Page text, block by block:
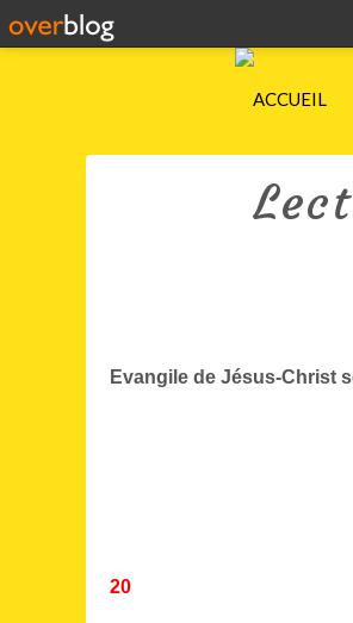
ACCUEIL
Evangile de Jésus-Christ
20